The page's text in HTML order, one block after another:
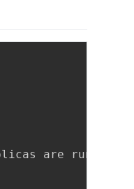
are running at